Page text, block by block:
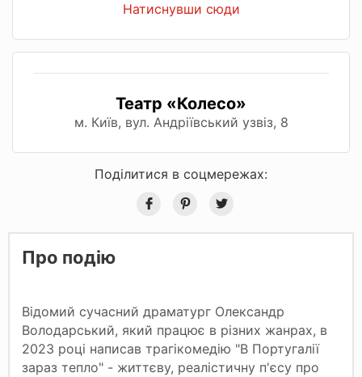
Натиснувши сюди
Театр «Колесо»
м. Київ, вул. Андріївський узвіз, 8
Поділитися в соцмережах:
Про подію
Відомий сучасний драматург Олександр
Володарський, який працює в різних жанрах, в
2023 році написав трагікомедію "В Португалії
зараз тепло" - життєву, реалістичну п'єсу про